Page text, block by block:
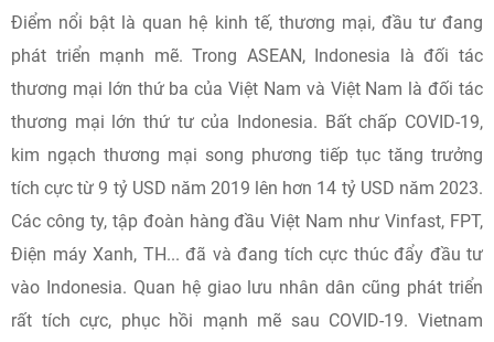
Điểm nổi bật là quan hệ kinh tế, thương mại, đầu tư đang
phát triển mạnh mẽ. Trong ASEAN, Indonesia là đối tác
thương mại lớn thứ ba của Việt Nam và Việt Nam là đối tác
thương mại lớn thứ tư của Indonesia. Bất chấp COVID-19,
kim ngạch thương mại song phương tiếp tục tăng trưởng
tích cực từ 9 tỷ USD năm 2019 lên hơn 14 tỷ USD năm 2023.
Các công ty, tập đoàn hàng đầu Việt Nam như Vinfast, FPT,
Điện máy Xanh, TH... đã và đang tích cực thúc đẩy đầu tư
vào Indonesia. Quan hệ giao lưu nhân dân cũng phát triển
rất tích cực, phục hồi mạnh mẽ sau COVID-19. Vietnam